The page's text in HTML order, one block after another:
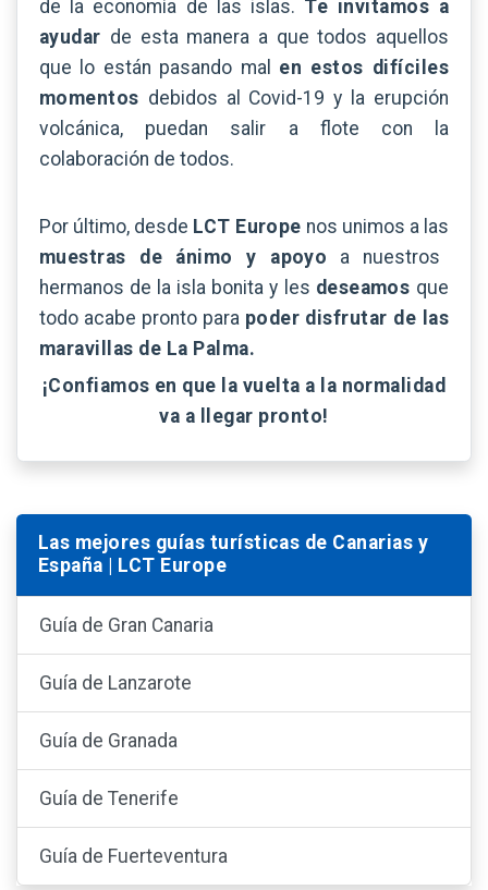
de la economía de las islas. Te invitamos a
ayudar de esta manera a que todos aquellos
que lo están pasando mal en estos difíciles
momentos debidos al Covid-19 y la erupción
volcánica, puedan salir a flote con la
colaboración de todos.
Por último, desde LCT Europe nos unimos a las
muestras de ánimo y apoyo a nuestros
hermanos de la isla bonita y les deseamos que
todo acabe pronto para poder disfrutar de las
maravillas de La Palma.
¡Confiamos en que la vuelta a la normalidad
va a llegar pronto!
Las mejores guías turísticas de Canarias y
España | LCT Europe
Guía de Gran Canaria
Guía de Lanzarote
Guía de Granada
Guía de Tenerife
Guía de Fuerteventura